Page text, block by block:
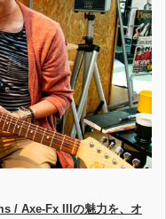
/ Axe-Fx IIIの魅力を、オ